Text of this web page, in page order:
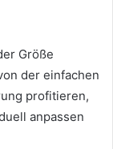
Größe
der einfachen
profitieren,
anpassen